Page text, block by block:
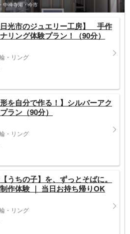
中禅寺湖・今市
日光市のジュエリー工房】 手作
リング体験プラン！（90分）
・リング
形を自分で作る！】シルバーアク
ラン（90分）
・リング
うちの子】を、ずっとそばに。
作体験 ｜ 当日お持ち帰りOK
・リング